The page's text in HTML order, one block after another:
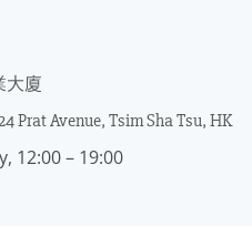
大廈
Prat Avenue, Tsim Sha Tsu, HK
12:00 – 19:00